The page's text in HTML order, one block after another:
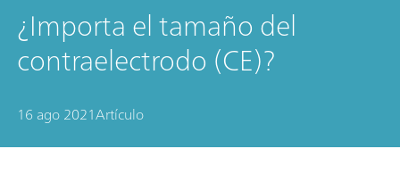
¿Importa el tamaño del
contraelectrodo (CE)?
16 ago 2021Artículo